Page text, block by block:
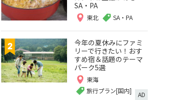
SA・PA
東北 SA・PA
今年の夏休みにファミ
リーで行きたい！おす
すめ宿＆話題のテーマ
パーク5選
東海
旅行プラン[国内]
AD